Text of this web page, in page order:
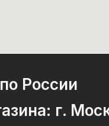
России
г.